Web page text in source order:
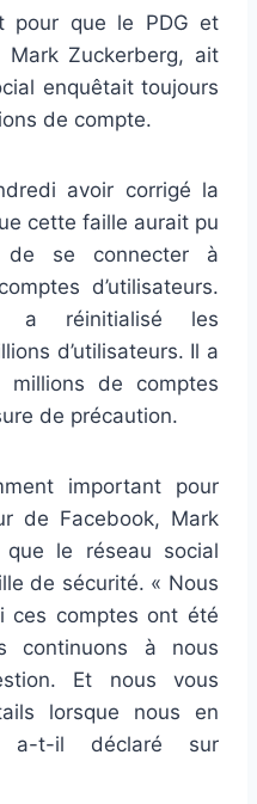
pour que le PDG et
Zuckerberg, ait
enquêtait toujours
de compte.
avoir corrigé la
cette faille aurait pu
de se connecter à
d’utilisateurs.
a réinitialisé les
d’utilisateurs. Il a
de comptes
de précaution.
important pour
de Facebook, Mark
le réseau social
de sécurité. « Nous
ces comptes ont été
continuons à nous
Et nous vous
lorsque nous en
a-t-il déclaré sur